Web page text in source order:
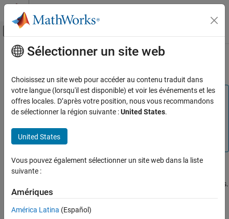
Passer au contenu
Activer/désactiver l'affichage du menu
Accueil de la documentation
Embedded Coder
Code and Tool Customization
Model Configuration Set Customization
Code Generation Configuration Sets
ON THIS PAGE
Settings
Recommended Settings
Contenu principal
Execution
Note
This parameter is not applicable for C code generation. To
Code Mappings Editor — C
Dictionary
Description
Specify whether to apply a memory section to execution functions.
Category: Code Generation
Sélectionner un site web
Choisissez un site web pour accéder au contenu traduit dans
votre langue (lorsqu'il est disponible) et voir les événements et les
offres locales. D’après votre position, nous vous recommandons
de sélectionner la région suivante :United States.
United States
Vous pouvez également sélectionner un site web dans la liste
suivante :
Amériques
América Latina (Español)